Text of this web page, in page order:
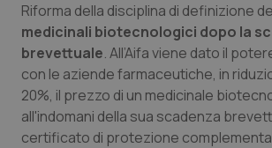
Riforma della disciplina di definizione
medicinali biotecnologici dopo la
brevettuale. All’Aifa viene dato il
con le aziende farmaceutiche, in
20%, il prezzo di un medicinale
all'indomani della sua scadenza
certificato di protezione